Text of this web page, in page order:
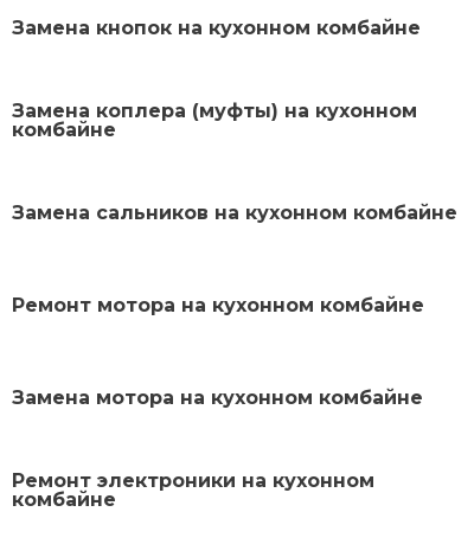
Замена кнопок на кухонном комбайне
Замена коплера (муфты) на кухонном
комбайне
Замена сальников на кухонном комбайне
Ремонт мотора на кухонном комбайне
Замена мотора на кухонном комбайне
Ремонт электроники на кухонном
комбайне